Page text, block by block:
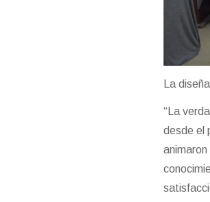
La
“La
desde el